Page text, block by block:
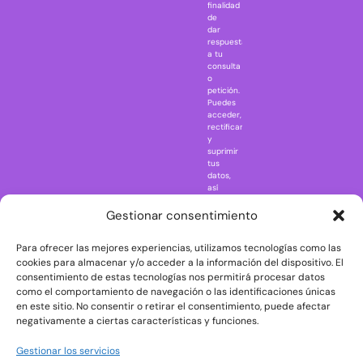
Gestionar consentimiento
Para ofrecer las mejores experiencias, utilizamos tecnologías como las
cookies para almacenar y/o acceder a la información del dispositivo. El
consentimiento de estas tecnologías nos permitirá procesar datos
como el comportamiento de navegación o las identificaciones únicas
en este sitio. No consentir o retirar el consentimiento, puede afectar
negativamente a ciertas características y funciones.
Gestionar los servicios
Rick and
The Big Bang
Theory
The Blues
Brothers
The
finalidad
de
dar
respuesta
a tu
consulta
o
petición.
Puedes
acceder,
rectificar
y
suprimir
tus
datos,
así
ejercer
consultando
la
información
adicional
y
detallada
sobre